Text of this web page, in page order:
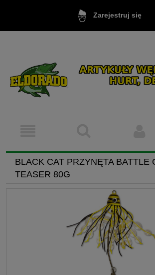
Zarejestruj się
BLACK CAT PRZYNĘTA BATTLE
TEASER 80G